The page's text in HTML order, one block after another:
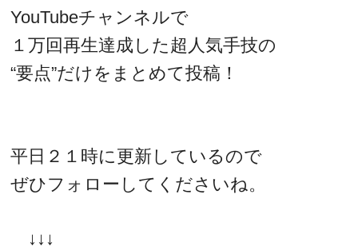
YouTubeチャンネルで
１万回再生達成した超人気手技の
“要点”だけをまとめて投稿！
平日２１時に更新しているので
ぜひフォローしてくださいね。
↓↓↓